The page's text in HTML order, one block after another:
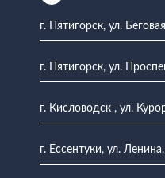
г. Пятигорск, ул.
г. Пятигорск, ул.
г. Кисловодск , ул.
г. Ессентуки, ул.